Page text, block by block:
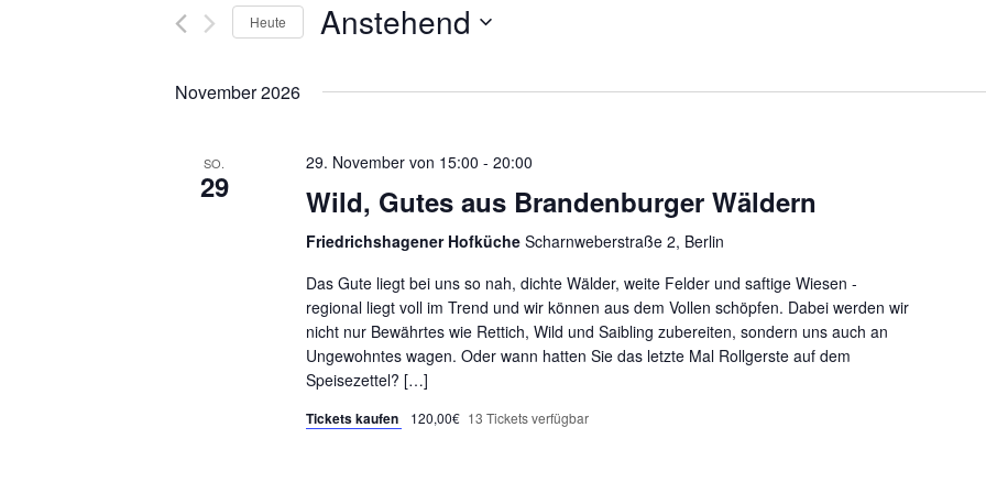
Heute Anstehend
November 2026
SO.
29
29. November von 15:00 -20:00
Wild, Gutes aus Brandenburger Wäldern
Friedrichshagener HofkücheScharnweberstraße 2, Berlin
Das Gute liegt bei uns so nah, dichte Wälder, weite Felder und saftige Wiesen -
regional liegt voll im Trend und wir können aus dem Vollen schöpfen. Dabei werden wir
nicht nur Bewährtes wie Rettich, Wild und Saibling zubereiten, sondern uns auch an
Ungewohntes wagen. Oder wann hatten Sie das letzte Mal Rollgerste auf dem
Speisezettel? […]
Tickets kaufen 120,00€ 13 Tickets verfügbar